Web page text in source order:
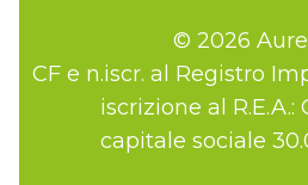
© 2026
CF e n.iscr. al Registro
iscrizione al R.E.A.:
capitale sociale